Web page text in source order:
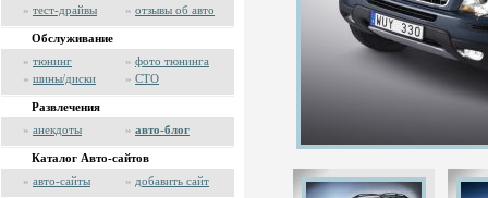
» тест-драйвы » отзывы об авто
Обслуживание
» тюнинг » фото тюнинга
» шины/диски » СТО
Развлечения
» анекдоты » авто-блог
Каталог Авто-сайтов
» авто-сайты » добавить сайт